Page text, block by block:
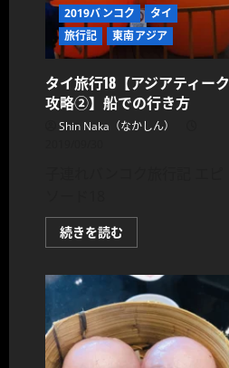
ド
チ
キ
ス
ト
ラ
ン】
に
読
2019バンコク
タイ
旅行記
東南アジア
タイ旅行18【アジアティーク
攻略②】船での行き方
Shin Naka（なかしん）
続きを読む
イ
18【ア
ジ
ア
テ
ィ
ー
ク